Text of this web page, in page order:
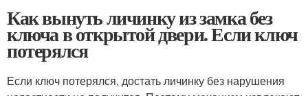
Как вынуть личинку из замка без
ключа в открытой двери. Если ключ
потерялся
Если ключ потерялся, достать личинку без нарушения